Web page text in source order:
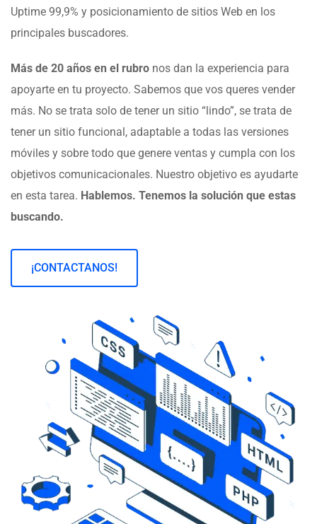
Uptime 99,9% y posicionamiento de sitios Web en los
principales buscadores.
Más de 20 años en el rubro nos dan la experiencia para
apoyarte en tu proyecto. Sabemos que vos queres vender
más. No se trata solo de tener un sitio “lindo”, se trata de
tener un sitio funcional, adaptable a todas las versiones
móviles y sobre todo que genere ventas y cumpla con los
objetivos comunicacionales. Nuestro objetivo es ayudarte
en esta tarea. Hablemos. Tenemos la solución que estas
buscando.
¡CONTACTANOS!